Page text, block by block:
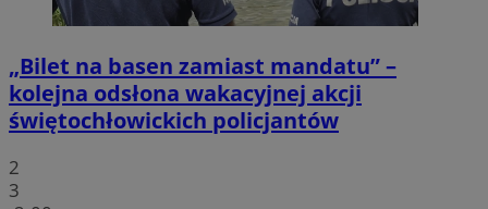
„Bilet na basen zamiast mandatu” –
kolejna odsłona wakacyjnej akcji
świętochłowickich policjantów
2
3